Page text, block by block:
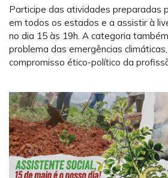
Participe das atividades preparadas
em todos os estados e a assistir à
no dia 15 às 19h. A categoria
problema das emergências
compromisso ético-político da